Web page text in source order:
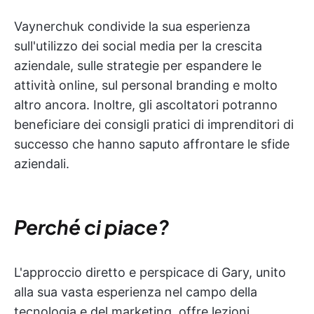
Vaynerchuk condivide la sua esperienza
sull'utilizzo dei social media per la crescita
aziendale, sulle strategie per espandere le
attività online, sul personal branding e molto
altro ancora. Inoltre, gli ascoltatori potranno
beneficiare dei consigli pratici di imprenditori di
successo che hanno saputo affrontare le sfide
aziendali.
Perché ci piace?
L'approccio diretto e perspicace di Gary, unito
alla sua vasta esperienza nel campo della